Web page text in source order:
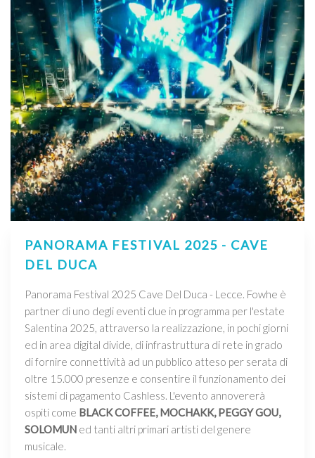
PANORAMA FESTIVAL 2025 - CAVE
DEL DUCA
Panorama Festival 2025 Cave Del Duca - Lecce. Fowhe è
partner di uno degli eventi clue in programma per l'estate
Salentina 2025, attraverso la realizzazione, in pochi giorni
ed in area digital divide, di infrastruttura di rete in grado
di fornire connettività ad un pubblico atteso per serata di
oltre 15.000 presenze e consentire il funzionamento dei
sistemi di pagamento Cashless. L'evento annovererà
ospiti come BLACK COFFEE, MOCHAKK, PEGGY GOU,
SOLOMUN ed tanti altri primari artisti del genere
musicale.